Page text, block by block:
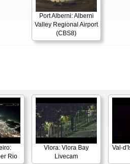
Port Alberni: Alberni
Valley Regional Airport
(CBS8)
Rio
Vlora: Vlora Bay
Livecam
Val-